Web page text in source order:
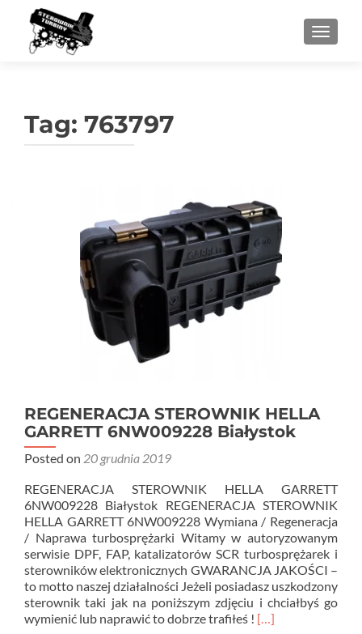
Tag: 763797
REGENERACJA STEROWNIK HELLA
GARRETT 6NW009228 Białystok
Posted on 20 grudnia 2019
REGENERACJA STEROWNIK HELLA GARRETT
6NW009228 Białystok REGENERACJA STEROWNIK
HELLA GARRETT 6NW009228 Wymiana / Regeneracja
/ Naprawa turbosprężarki Witamy w autoryzowanym
serwisie DPF, FAP, katalizatorów SCR turbosprężarek i
sterowników elektronicznych GWARANCJA JAKOŚCI –
to motto naszej działalności Jeżeli posiadasz uszkodzony
sterownik taki jak na poniższym zdjęciu i chciałbyś go
wymienić lub naprawić to dobrze trafiłeś ! Read
[…]
wpisach